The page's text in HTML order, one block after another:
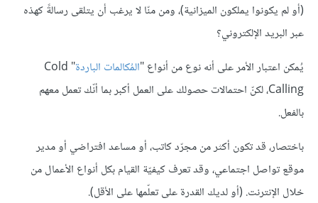
(أو لم يكونوا يملكون الميزانية)، ومن منّا لا يرغب أن يتلقى رسالةً كهذه
عبر البريد الإلكتروني؟
يُمكن اعتبار الأمر على أنه نوع من أنواع "المُكالمات الباردة " Cold
Calling، لكنّ احتمالات حصولك على العمل أكبر بما أنّك تعمل معهم
بالفعل.
باختصار، قد تكون أكثر من مجرّد كاتب، أو مساعد افتراضي أو مدير
موقع تواصل اجتماعي، وقد تعرف كيفيّة القيام بكل أنواع الأعمال من
خلال الإنترنت. (أو لديك القدرة على تعلّمها على الأقل).